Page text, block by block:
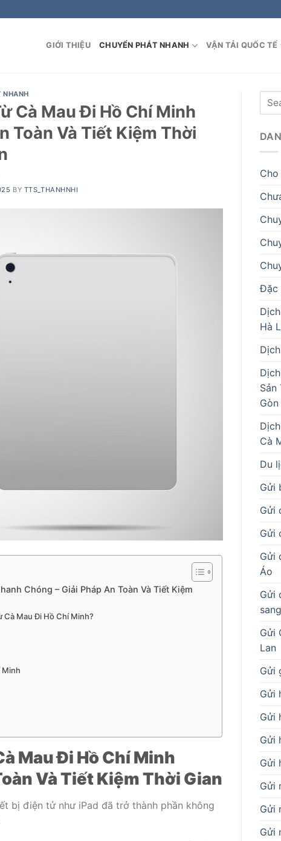
GIỚI THIỆU CHUYỂN PHÁT NHANH VẬN TẢI QUỐC TẾ
NHANH
Cà Mau Đi Hồ Chí Minh
Toàn Và Tiết Kiệm Thời
BY TTS_THANHNHI
Chóng – Giải Pháp An Toàn Và Tiết Kiệm
Cà Mau Đi Hồ Chí Minh?
Minh
Mau Đi Hồ Chí Minh
Và Tiết Kiệm Thời Gian
bị điện tử như iPad đã trở thành phần không
Đặc
Hà
Sản
Gòn
Cà
Du
Gửi
Gửi
Gửi
Gửi
Áo
Gửi
Gửi
Lan
Gửi
Gửi
Gửi
Gửi
Gửi
Gửi
Gửi
Gửi